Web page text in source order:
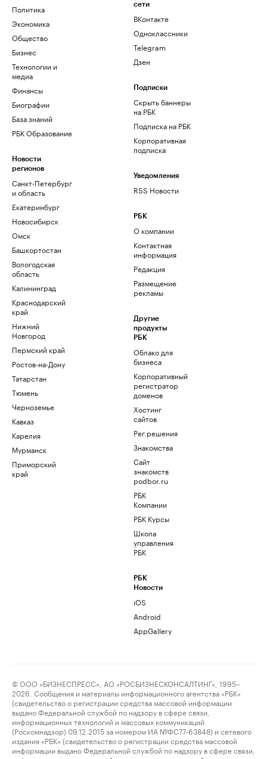
Политика
Экономика
Общество
Бизнес
Технологии и
медиа
Финансы
Биографии
База знаний
РБК Образование
Новости
регионов
Санкт-Петербург
и область
Екатеринбург
Новосибирск
Омск
Башкортостан
Вологодская
область
Калининград
Краснодарский
край
Нижний
Новгород
Пермский край
Ростов-на-Дону
Татарстан
Тюмень
Черноземье
Кавказ
Карелия
Мурманск
Приморский
край
сети
ВКонтакте
Одноклассники
Telegram
Дзен
Подписки
Скрыть баннеры
на РБК
Подписка на РБК
Корпоративная
подписка
Уведомления
RSS Новости
РБК
О компании
Контактная
информация
Редакция
Размещение
рекламы
Другие
продукты
РБК
Облако для
бизнеса
Корпоративный
регистратор
доменов
Хостинг
сайтов
Рег.решения
Знакомства
Сайт
знакомств
podbor.ru
РБК
Компании
РБК Курсы
Школа
управления
РБК
РБК
Новости
iOS
Android
AppGallery
© ООО «БИЗНЕСПРЕСС», АО «РОСБИЗНЕСКОНСАЛТИНГ», 1995–
2026. Сообщения и материалы информационного агентства «РБК»
(свидетельство о регистрации средства массовой информации
выдано Федеральной службой по надзору в сфере связи,
информационных технологий и массовых коммуникаций
(Роскомнадзор) 09.12.2015 за номером ИА №ФС77-63848) и сетевого
издания «РБК» (свидетельство о регистрации средства массовой
информации выдано Федеральной службой по надзору в сфере связи,